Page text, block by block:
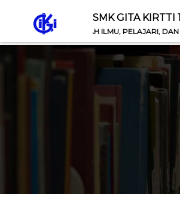
SMK GITA KIRTTI
ANAK CARILAH ILMU, PELAJARI, DAN